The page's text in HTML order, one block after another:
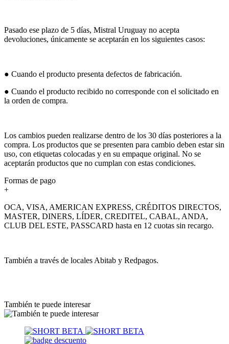
Pasado ese plazo de 5 días, Mistral Uruguay no acepta
devoluciones, únicamente se aceptarán en los siguientes casos:
● Cuando el producto presenta defectos de fabricación.
● Cuando el producto recibido no corresponde con el solicitado en
la orden de compra.
Los cambios pueden realizarse dentro de los 30 días posteriores a la
compra. Los productos que se presenten para cambio deben estar sin
uso, con etiquetas colocadas y en su empaque original. No se
aceptarán productos que no cumplan con estas condiciones.
Formas de pago
+
OCA, VISA, AMERICAN EXPRESS, CRÉDITOS DIRECTOS,
MASTER, DINERS, LÍDER, CREDITEL, CABAL, ANDA,
CLUB DEL ESTE, PASSCARD hasta en 12 cuotas sin recargo.
También a través de locales Abitab y Redpagos.
También te puede interesar